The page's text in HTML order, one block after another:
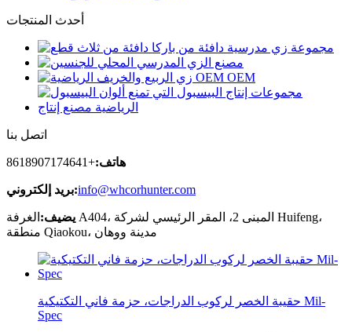
أحدث المنتجات
اتصل بنا
هاتف:+8618907174641
بريد إلكتروني:info@whcorhunter.com
يضيف: الغرفة A404، المبنى 2، المقر الرئيسي لشركة Huifeng،
منطقة Qiaokou، مدينة ووهان
حقيبة الخصر لركوب الدراجات، حزمة فاني التكتيكية Mil-
Spec